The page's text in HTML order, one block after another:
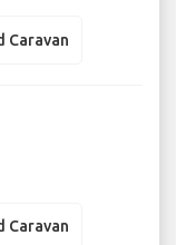
Caravan
Caravan